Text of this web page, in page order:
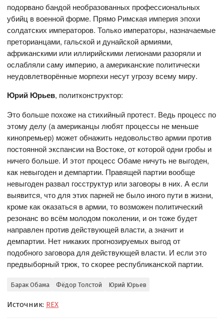
подорвано бандой необразованных профессиональных
убийц в военной форме. Прямо Римская империя эпохи
солдатских императоров. Только императоры, назначаемые
преторианцами, гальской и дунайской армиями,
африканскими или иллирийскими легионами разоряли и
ослабляли саму империю, а американские политически
неудовлетворённые морпехи несут угрозу всему миру.
Юрий Юрьев, политконструктор:
Это больше похоже на стихийный протест. Ведь процесс по
этому делу (а американцы любят процессы не меньше
кинопремьер) может обнажить недовольство армии против
постоянной экспансии на Востоке, от которой одни гробы и
ничего больше. И этот процесс Обаме ничуть не выгоден,
как невыгоден и демпартии. Правящей партии вообще
невыгоден развал госструктур или заговоры в них. А если
выявится, что для этих парней не было иного пути в жизни,
кроме как оказаться в армии, то возможен политический
резонанс во всём молодом поколении, и он тоже будет
направлен против действующей власти, а значит и
демпартии. Нет никаких прогнозируемых выгод от
подобного заговора для действующей власти. И если это
предвыборный трюк, то скорее республиканской партии.
Барак Обама Фёдор Толстой Юрий Юрьев
Источник: REX